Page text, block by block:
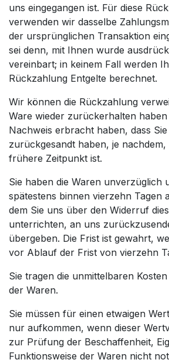
uns eingegangen ist. Für diese
verwenden wir dasselbe
der ursprünglichen Transaktion
sei denn, mit Ihnen wurde
vereinbart; in keinem Fall werden
Rückzahlung Entgelte berechnet.
Wir können die Rückzahlung
Ware wieder zurückerhalten
Nachweis erbracht haben, dass
zurückgesandt haben, je
frühere Zeitpunkt ist.
Sie haben die Waren unverzüglich
spätestens binnen vierzehn Tagen
dem Sie uns über den Widerruf
unterrichten, an uns
übergeben. Die Frist ist gewahrt,
vor Ablauf der Frist von vierzehn
Sie tragen die unmittelbaren
der Waren.
Sie müssen für einen etwaigen
nur aufkommen, wenn dieser
zur Prüfung der Beschaffenheit,
Funktionsweise der Waren nicht